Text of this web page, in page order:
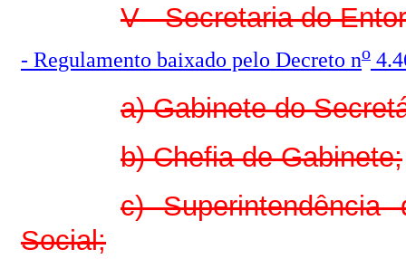
V - Secretaria do
- Regulamento baixado pelo Decreto no
a) Gabinete do
b) Chefia de Gabinete;
c) Superintendência
Social;